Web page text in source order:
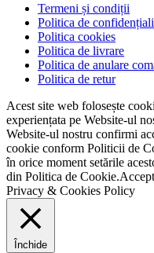
Termeni și condiții
Politica de
Politica cookies
Politica de livrare
Politica de anulare
Politica de retur
Acest site web folosește
experiențata pe Website-ul
Website-ul nostru confirmi
cookie conform Politicii de
în orice moment setările
din Politica de Cookie.Accept
Privacy & Cookies Policy
Închide